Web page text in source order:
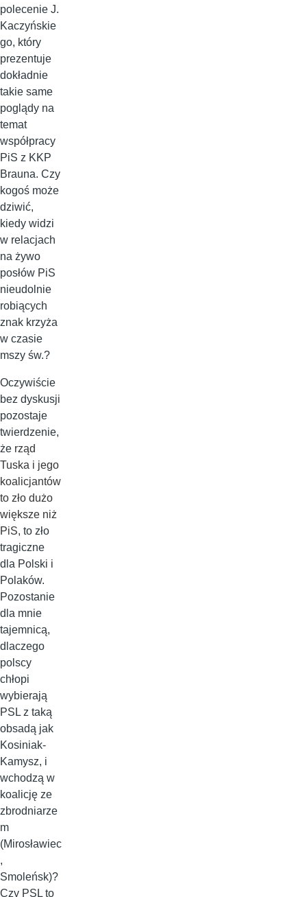
polecenie J.
Kaczyńskie
go, który
prezentuje
dokładnie
takie same
poglądy na
temat
współpracy
PiS z KKP
Brauna. Czy
kogoś może
dziwić,
kiedy widzi
w relacjach
na żywo
posłów PiS
nieudolnie
robiących
znak krzyża
w czasie
mszy św.?
Oczywiście
bez dyskusji
pozostaje
twierdzenie,
że rząd
Tuska i jego
koalicjantów
to zło dużo
większe niż
PiS, to zło
tragiczne
dla Polski i
Polaków.
Pozostanie
dla mnie
tajemnicą,
dlaczego
polscy
chłopi
wybierają
PSL z taką
obsadą jak
Kosiniak-
Kamysz, i
wchodzą w
koalicję ze
zbrodniarze
m
(Mirosławiec
,
Smoleńsk)?
Czy PSL to